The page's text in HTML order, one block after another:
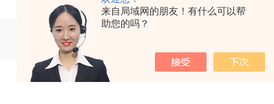
来自局域网的朋友！有什么可以帮
助您的吗？